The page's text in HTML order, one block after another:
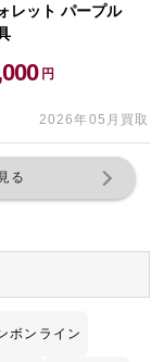
レット パープル
円
2026年05月買取
る
ボンライン